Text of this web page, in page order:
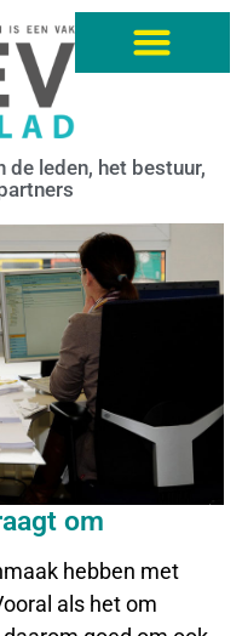
de leden, het bestuur,
om
hebben met
als het om